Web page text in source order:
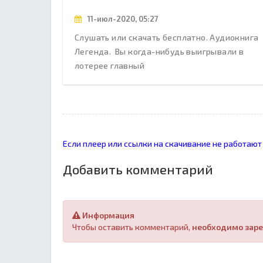
11-июл-2020, 05:27
Слушать или скачать бесплатно. Аудиокнига
Легенда. Вы когда-нибудь выигрывали в
лотерее главный
Если плеер или ссылки на скачивание не работают
Добавить комментарий
Информация
Чтобы оставить комментарий, необходимо